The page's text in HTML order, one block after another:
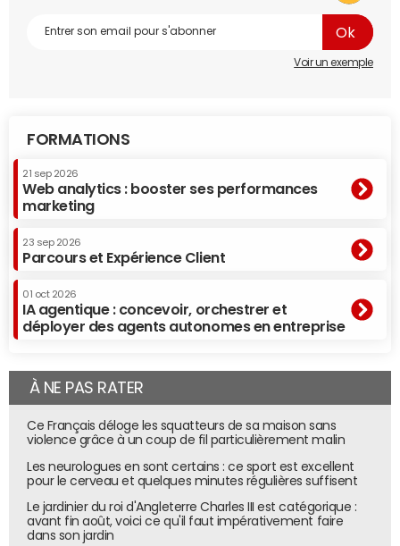
Voir un exemple
FORMATIONS
21 sep 2026
Web analytics : booster ses performances
marketing
23 sep 2026
Parcours et Expérience Client
01 oct 2026
IA agentique : concevoir, orchestrer et
déployer des agents autonomes en entreprise
À NE PAS RATER
Ce Français déloge les squatteurs de sa maison sans
violence grâce à un coup de fil particulièrement malin
Les neurologues en sont certains : ce sport est excellent
pour le cerveau et quelques minutes régulières suffisent
Le jardinier du roi d'Angleterre Charles III est catégorique :
avant fin août, voici ce qu'il faut impérativement faire
dans son jardin